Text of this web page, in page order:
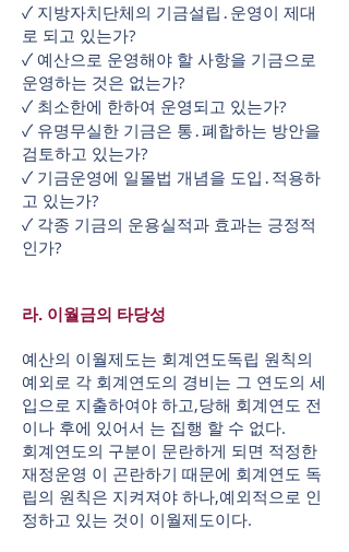
✓ 지방자치단체의 기금설립․운영이 제대
로 되고 있는가?
✓ 예산으로 운영해야 할 사항을 기금으로
운영하는 것은 없는가?
✓ 최소한에 한하여 운영되고 있는가?
✓ 유명무실한 기금은 통․폐합하는 방안을
검토하고 있는가?
✓ 기금운영에 일몰법 개념을 도입․적용하
고 있는가?
✓ 각종 기금의 운용실적과 효과는 긍정적
인가?
라. 이월금의 타당성
예산의 이월제도는 회계연도독립 원칙의
예외로 각 회계연도의 경비는 그 연도의 세
입으로 지출하여야 하고,당해 회계연도 전
이나 후에 있어서 는 집행 할 수 없다.
회계연도의 구분이 문란하게 되면 적정한
재정운영 이 곤란하기 때문에 회계연도 독
립의 원칙은 지켜져야 하나,예외적으로 인
정하고 있는 것이 이월제도이다.